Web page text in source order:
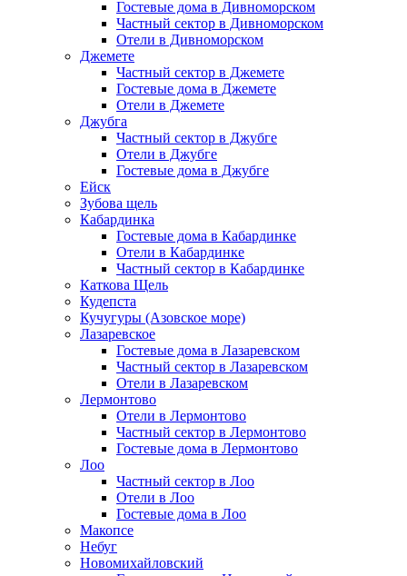
Гостевые дома в Дивноморском
Частный сектор в Дивноморском
Отели в Дивноморском
Джемете
Частный сектор в Джемете
Гостевые дома в Джемете
Отели в Джемете
Джубга
Частный сектор в Джубге
Отели в Джубге
Гостевые дома в Джубге
Ейск
Зубова щель
Кабардинка
Гостевые дома в Кабардинке
Отели в Кабардинке
Частный сектор в Кабардинке
Каткова Щель
Кудепста
Кучугуры (Азовское море)
Лазаревское
Гостевые дома в Лазаревском
Частный сектор в Лазаревском
Отели в Лазаревском
Лермонтово
Отели в Лермонтово
Частный сектор в Лермонтово
Гостевые дома в Лермонтово
Лоо
Частный сектор в Лоо
Отели в Лоо
Гостевые дома в Лоо
Макопсе
Небуг
Новомихайловский